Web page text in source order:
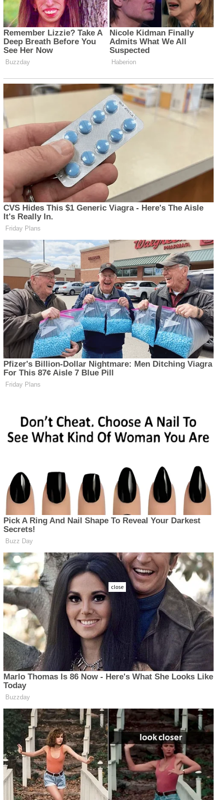
close